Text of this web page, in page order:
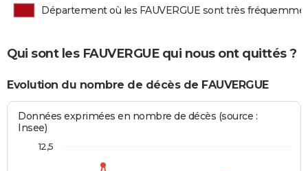
Département où les FAUVERGUE sont très
Qui sont les FAUVERGUE qui nous ont quittés ?
Evolution du nombre de décès de FAUVERGUE
Données exprimées en nombre de décès (source :
Insee)
12,5